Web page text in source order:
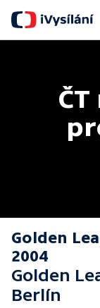
Golden
2004
Golden
Berlín